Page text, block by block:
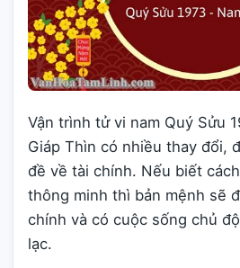
Vận trình tử vi nam Quý Sửu
Giáp Thìn có nhiều thay đổi,
đề về tài chính. Nếu biết
thông minh thì bản mệnh sẽ
chính và có cuộc sống chủ
lạc.